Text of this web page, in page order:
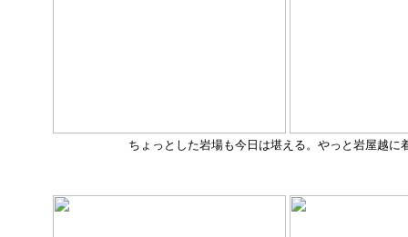
ちょっとした岩場も今日は堪える。やっと岩屋越に